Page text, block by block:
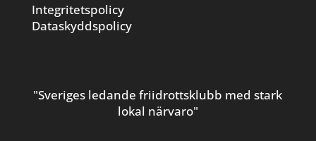
Integritetspolicy
Dataskyddspolicy
"Sveriges ledande friidrottsklubb med stark
lokal närvaro"